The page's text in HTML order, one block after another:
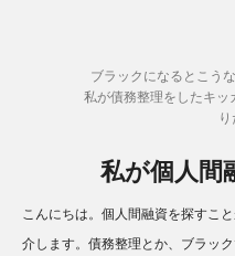
ブラックになるとこうな
私が債務整理をしたキッ
私が個人間
こんにちは。個人間融資を探すこ
介します。債務整理とか、ブラッ